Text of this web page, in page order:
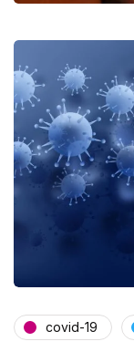
covid-19